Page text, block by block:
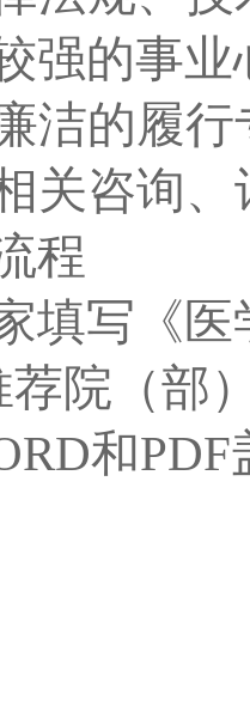
强的事
洁的履
关咨询
程
填写《
荐院（部
和PDF